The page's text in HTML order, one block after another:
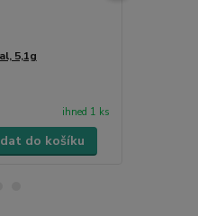
5,1g
ihned 1 ks
do košíku